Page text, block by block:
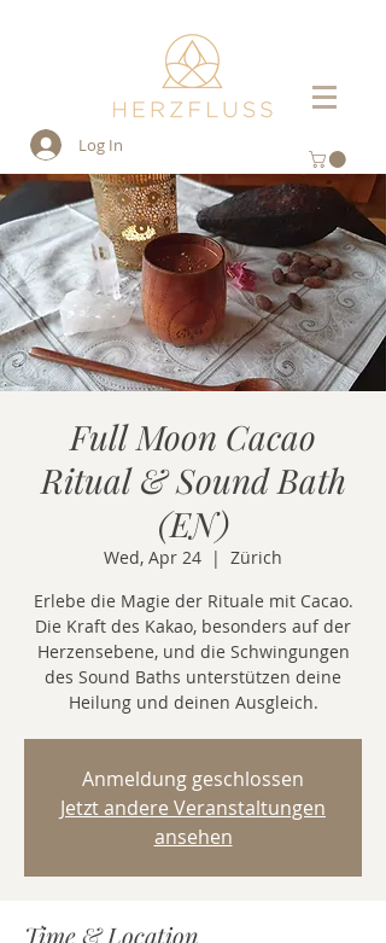
Log In
Full Moon Cacao
Ritual & Sound Bath
(EN)
Wed, Apr 24
  |
Zürich
Erlebe die Magie der Rituale mit Cacao.
Die Kraft des Kakao, besonders auf der
Herzensebene, und die Schwingungen
des Sound Baths unterstützen deine
Heilung und deinen Ausgleich.
Anmeldung geschlossen
Jetzt andere Veranstaltungen
ansehen
Time & Location